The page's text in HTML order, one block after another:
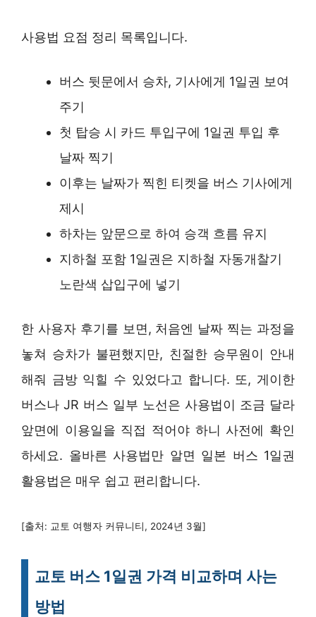
사용법 요점 정리 목록입니다.
버스 뒷문에서 승차, 기사에게 1일권 보여
주기
첫 탑승 시 카드 투입구에 1일권 투입 후
날짜 찍기
이후는 날짜가 찍힌 티켓을 버스 기사에게
제시
하차는 앞문으로 하여 승객 흐름 유지
지하철 포함 1일권은 지하철 자동개찰기
노란색 삽입구에 넣기
한 사용자 후기를 보면, 처음엔 날짜 찍는 과정을
놓쳐 승차가 불편했지만, 친절한 승무원이 안내
해줘 금방 익힐 수 있었다고 합니다. 또, 게이한
버스나 JR 버스 일부 노선은 사용법이 조금 달라
앞면에 이용일을 직접 적어야 하니 사전에 확인
하세요. 올바른 사용법만 알면 일본 버스 1일권
활용법은 매우 쉽고 편리합니다.
[출처: 교토 여행자 커뮤니티, 2024년 3월]
교토 버스 1일권 가격 비교하며 사는
방법